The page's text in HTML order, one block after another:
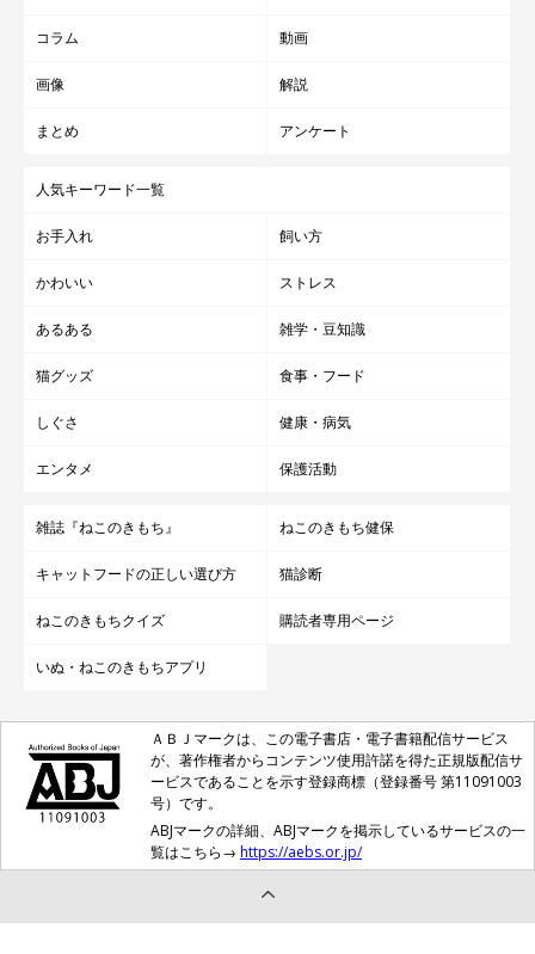
コラム 動画
画像 解説
まとめ アンケート
人気キーワード一覧
お手入れ 飼い方
かわいい ストレス
あるある 雑学・豆知識
猫グッズ 食事・フード
しぐさ 健康・病気
エンタメ 保護活動
雑誌『ねこのきもち』 ねこのきもち健保
キャットフードの正しい選び方 猫診断
ねこのきもちクイズ 購読者専用ページ
いぬ・ねこのきもちアプリ
ＡＢＪマークは、この電子書店・電子書籍配信サービス
が、著作権者からコンテンツ使用許諾を得た正規版配信サ
ービスであることを示す登録商標（登録番号 第11091003
号）です。
ABJマークの詳細、ABJマークを掲示しているサービスの一
覧はこちら→ https://aebs.or.jp/